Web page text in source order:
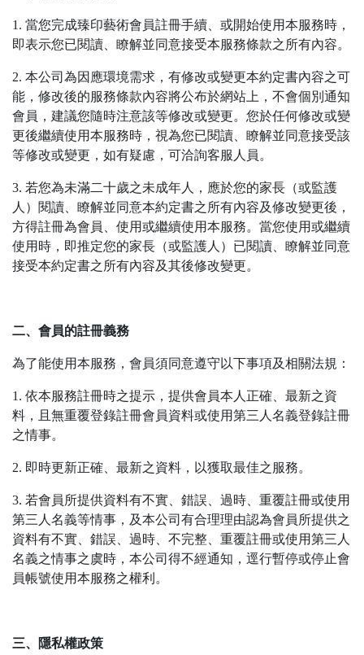
1. 當您完成臻印藝術會員註冊手續、或開始使用本服務時，
即表示您已閱讀、瞭解並同意接受本服務條款之所有內容。
2. 本公司為因應環境需求，有修改或變更本約定書內容之可
能，修改後的服務條款內容將公布於網站上，不會個別通知
會員，建議您隨時注意該等修改或變更。您於任何修改或變
更後繼續使用本服務時，視為您已閱讀、瞭解並同意接受該
等修改或變更，如有疑慮，可洽詢客服人員。
3. 若您為未滿二十歲之未成年人，應於您的家長（或監護
人）閱讀、瞭解並同意本約定書之所有內容及修改變更後，
方得註冊為會員、使用或繼續使用本服務。當您使用或繼續
使用時，即推定您的家長（或監護人）已閱讀、瞭解並同意
接受本約定書之所有內容及其後修改變更。
二、會員的註冊義務
為了能使用本服務，會員須同意遵守以下事項及相關法規：
1. 依本服務註冊時之提示，提供會員本人正確、最新之資
料，且無重覆登錄註冊會員資料或使用第三人名義登錄註冊
之情事。
2. 即時更新正確、最新之資料，以獲取最佳之服務。
3. 若會員所提供資料有不實、錯誤、過時、重覆註冊或使用
第三人名義等情事，及本公司有合理理由認為會員所提供之
資料有不實、錯誤、過時、不完整、重覆註冊或使用第三人
名義之情事之虞時，本公司得不經通知，逕行暫停或停止會
員帳號使用本服務之權利。
三、隱私權政策